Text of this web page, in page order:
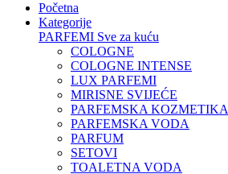
Početna
Kategorije
PARFEMI Sve za kuću
COLOGNE
COLOGNE INTENSE
LUX PARFEMI
MIRISNE SVIJEĆE
PARFEMSKA KOZMETIKA
PARFEMSKA VODA
PARFUM
SETOVI
TOALETNA VODA